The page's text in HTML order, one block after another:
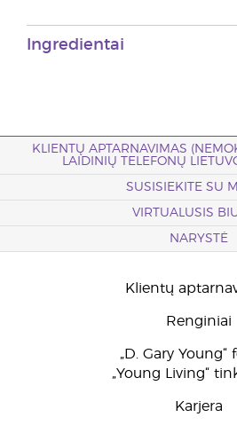
Ingredientai
KLIENTŲ APTARNAVIMAS
LAIDINIŲ TELEFONŲ
SUSISIEKITE SU
VIRTUALUSIS
NARYSTĖ
Klientų
Renginiai
„D. Gary Young“
„Young Living“
Karjera